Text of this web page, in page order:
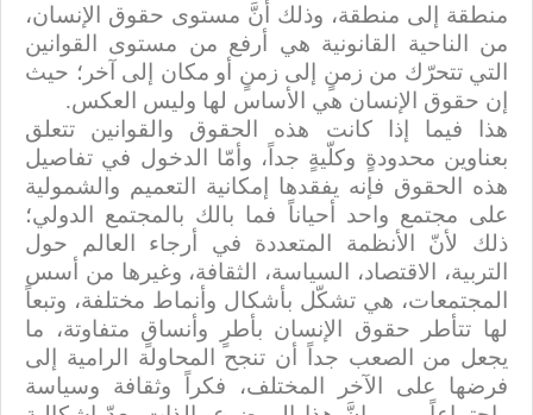
منطقة إلى منطقة، وذلك أنَّ مستوى حقوق الإنسان،
من الناحية القانونية هي أرفع من مستوى القوانين
التي تتحرّك من زمنٍ إلى زمنٍ أو مكان إلى آخر؛ حيث
إن حقوق الإنسان هي الأساس لها وليس العكس.
هذا فيما إذا كانت هذه الحقوق والقوانين تتعلق
بعناوين محدودةٍ وكلّيةٍ جداً، وأمّا الدخول في تفاصيل
هذه الحقوق فإنه يفقدها إمكانية التعميم والشمولية
على مجتمع واحد أحياناً فما بالك بالمجتمع الدولي؛
ذلك لأنّ الأنظمة المتعددة في أرجاء العالم حول
التربية، الاقتصاد، السياسة، الثقافة، وغيرها من أسس
المجتمعات، هي تشكّل بأشكال وأنماط مختلفة، وتبعاً
لها تتأطر حقوق الإنسان بأطرٍ وأنساقٍ متفاوتة، ما
يجعل من الصعب جداً أن تنجح المحاولة الرامية إلى
فرضها على الآخر المختلف، فكراً وثقافة وسياسة